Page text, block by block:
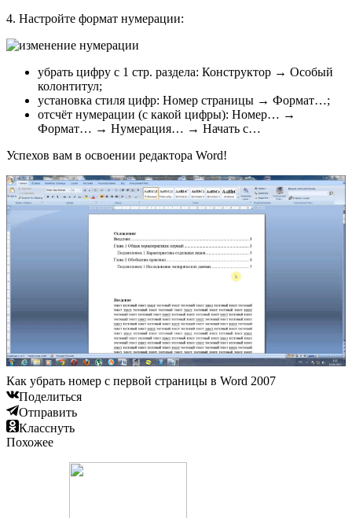
4. Настройте формат нумерации:
убрать цифру с 1 стр. раздела: Конструктор → Особый
колонтитул;
установка стиля цифр: Номер страницы → Формат…;
отсчёт нумерации (с какой цифры): Номер… →
Формат… → Нумерация… → Начать с…
Успехов вам в освоении редактора Word!
Как убрать номер с первой страницы в Word 2007
Поделиться
Отправить
Класснуть
Похожее